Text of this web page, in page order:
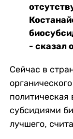
- сказал
Сейчас в
политическая
субсидиями
лучшего,